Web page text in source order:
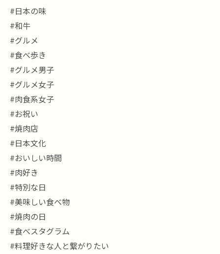
#日本の味
#和牛
#グルメ
#食べ歩き
#グルメ男子
#グルメ女子
#肉食系女子
#お祝い
#焼肉店
#日本文化
#おいしい時間
#肉好き
#特別な日
#美味しい食べ物
#焼肉の日
#食べスタグラム
#料理好きな人と繋がりたい